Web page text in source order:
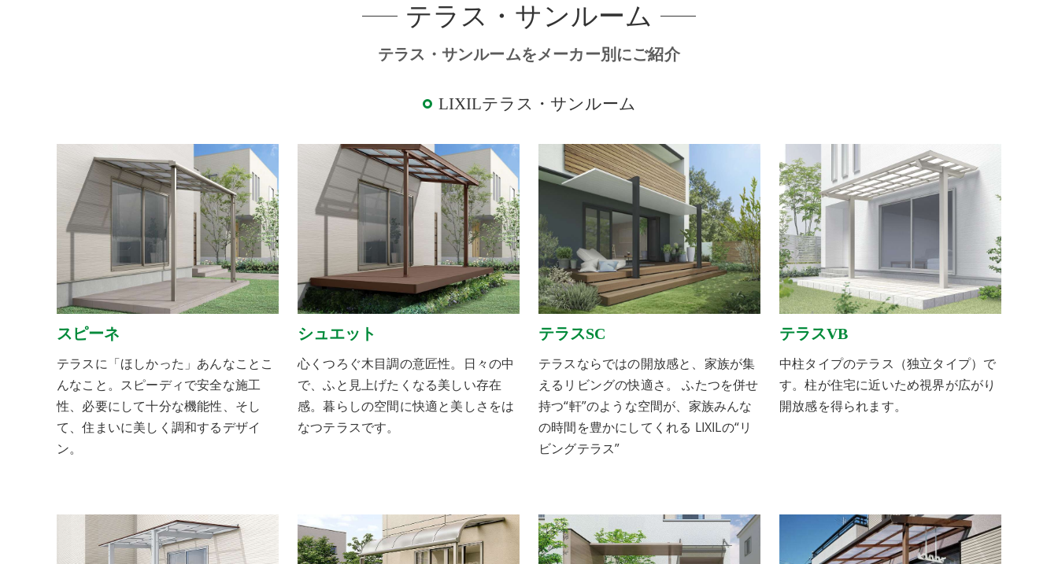
テラス・サンルームをメーカー別にご紹介
テラス・サンルーム
LIXILテラス・サンルーム
スピーネ
テラスに「ほしかった」あんなことこ
んなこと。スピーディで安全な施工
性、必要にして十分な機能性、そし
て、住まいに美しく調和するデザイ
ン。
シュエット
心くつろぐ木目調の意匠性。日々の中
で、ふと見上げたくなる美しい存在
感。暮らしの空間に快適と美しさをは
なつテラスです。
テラスSC
テラスならではの開放感と、家族が集
えるリビングの快適さ。 ふたつを併せ
持つ“軒”のような空間が、家族みんな
の時間を豊かにしてくれる LIXILの“リ
ビングテラス”
テラスVB
中柱タイプのテラス（独立タイプ）で
す。柱が住宅に近いため視界が広がり
開放感を得られます。